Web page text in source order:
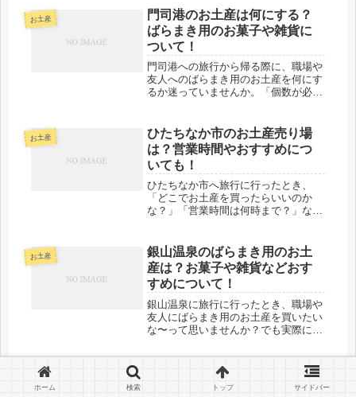
お土産
門司港のお土産は何にする？
ばらまき用のお菓子や雑貨に
ついて！
門司港への旅行から帰る際に、職場や
友人へのばらまき用のお土産を何にす
るか迷っていませんか。「個数が必要
ものを渡したい」といった悩みは多く
の方が抱えるものです。実は、門司港
には...
お土産
ひたちなか市のお土産売り場
は？営業時間やおすすめにつ
いても！
ひたちなか市へ旅行に行ったとき、
「どこでお土産を買ったらいいのか
な？」「営業時間は何時まで？」なん
元スイーツなど、魅力的なお土産がた
くさんあるんですよね！でも、どのお
店に行...
お土産
銀山温泉のばらまき用のお土
産は？お菓子や雑貨などおす
すめについて！
銀山温泉に旅行に行ったとき、職場や
友人にばらまき用のお土産を買いたい
な〜って思いませんか？でも実際に現
「何を選べば喜ばれるんだろう？」
「どれが配りやすいんだろう？」って
悩んでしまいますよね！そこで今回
お土産
稚内のばらまき用のお土産
は？海産物や日持ちするお菓
ホーム 検索 トップ サイドバー